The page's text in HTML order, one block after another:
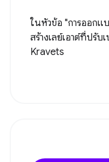
ในหัวข้อ "การออกแ
สร้างเลย์เอาต์ที่ปรั
Kravets